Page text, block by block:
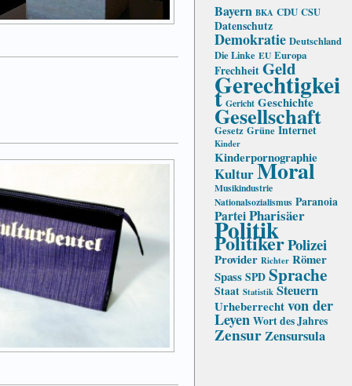
Bayern BKA CDU CSU
Datenschutz
Demokratie Deutschland
Die Linke EU Europa
Frechheit Geld
Gerechtigkei
t Gericht Geschichte
Gesellschaft
Gesetz Grüne Internet
Kinder
Kinderpornographie
KulturMoral
Musikindustrie
Nationalsozialismus Paranoia
ParteiPharisäer
Politik
PolitikerPolizei
Provider Richter Römer
Spass SPD Sprache
Staat Statistik Steuern
Urheberrechtvon der
Leyen Wort des Jahres
ZensurZensursula